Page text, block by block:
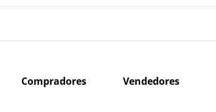
Compradores Vendedores